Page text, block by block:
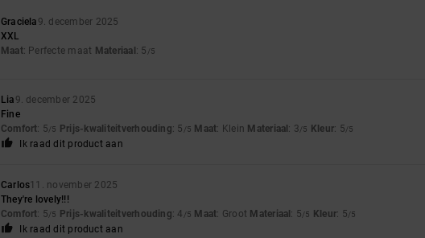
Graciela 9. december 2025
XXL
Maat: Perfecte maat Materiaal : 5 /5
Lia 9. december 2025
Fine
Comfort: 5/5 Prijs-kwaliteitverhouding: 5 /5 Maat: Klein Materiaal : 3/5 Kleur: 5/5
Ik raad dit product aan
Carlos11. november 2025
They're lovely!!!
Comfort: 5/5 Prijs-kwaliteitverhouding: 4 /5 Maat: Groot Materiaal : 5/5 Kleur: 5/5
Ik raad dit product aan